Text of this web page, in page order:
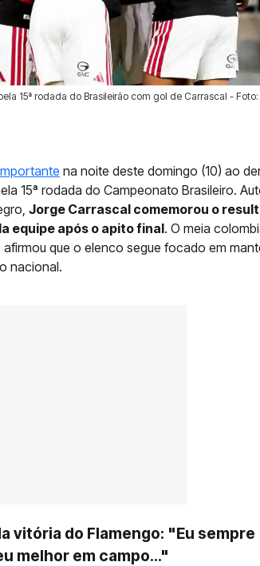
15ª rodada do Brasileirão com gol de Carrascal - Foto:
na noite deste domingo (10) ao
15ª rodada do Campeonato Brasileiro.
Jorge Carrascal comemorou o
equipe após o apito final. O meia
que o elenco segue focado em
nacional.
vitória do Flamengo: "Eu sempre
melhor em campo..."